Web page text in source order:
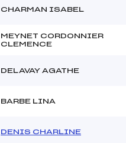
CHARMAN ISABEL
MEYNET CORDONNIER
CLEMENCE
DELAVAY AGATHE
BARBE LINA
DENIS CHARLINE